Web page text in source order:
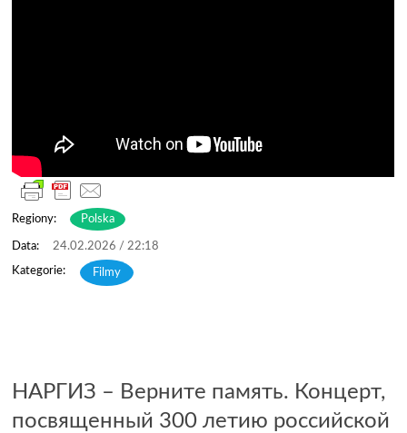
Regiony: Polska
24.02.2026 / 22:18
Filmy
НАРГИЗ – Верните память. Концерт,
посвященный 300 летию российской